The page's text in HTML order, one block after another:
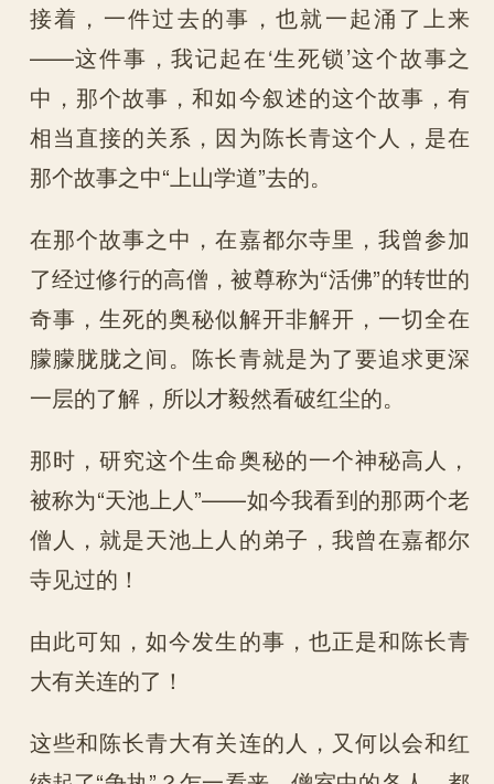
接着，一件过去的事，也就一起涌了上来
——这件事，我记起在‘生死锁’这个故事之
中，那个故事，和如今叙述的这个故事，有
相当直接的关系，因为陈长青这个人，是在
那个故事之中“上山学道”去的。
在那个故事之中，在嘉都尔寺里，我曾参加
了经过修行的高僧，被尊称为“活佛”的转世的
奇事，生死的奥秘似解开非解开，一切全在
朦朦胧胧之间。陈长青就是为了要追求更深
一层的了解，所以才毅然看破红尘的。
那时，研究这个生命奥秘的一个神秘高人，
被称为“天池上人”——如今我看到的那两个老
僧人，就是天池上人的弟子，我曾在嘉都尔
寺见过的！
由此可知，如今发生的事，也正是和陈长青
大有关连的了！
这些和陈长青大有关连的人，又何以会和红